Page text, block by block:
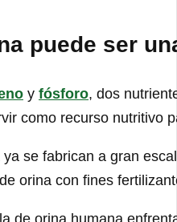
puede ser
y fósforo, dos
como recurso nutritivo
se fabrican a gran
orina con fines
de orina humana